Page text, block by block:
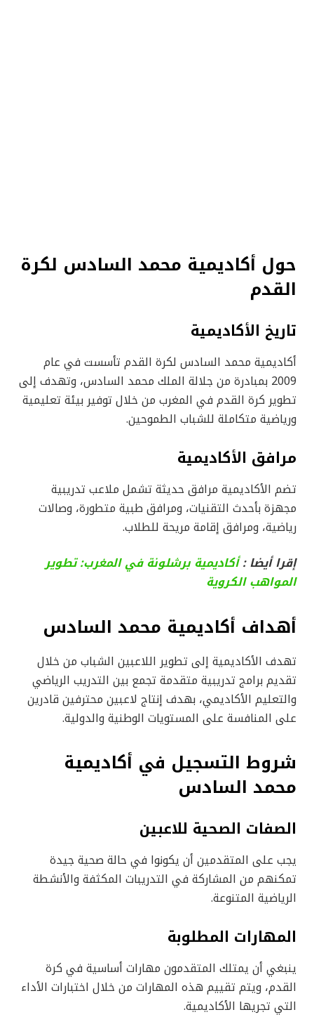
حول أكاديمية محمد السادس لكرة
القدم
تاريخ الأكاديمية
أكاديمية محمد السادس لكرة القدم تأسست في عام
2009 بمبادرة من جلالة الملك محمد السادس، وتهدف إلى
تطوير كرة القدم في المغرب من خلال توفير بيئة تعليمية
ورياضية متكاملة للشباب الطموحين.
مرافق الأكاديمية
تضم الأكاديمية مرافق حديثة تشمل ملاعب تدريبية
مجهزة بأحدث التقنيات، ومرافق طبية متطورة، وصالات
رياضية، ومرافق إقامة مريحة للطلاب.
إقرا أيضا :أكاديمية برشلونة في المغرب: تطوير
المواهب الكروية
أهداف أكاديمية محمد السادس
تهدف الأكاديمية إلى تطوير اللاعبين الشباب من خلال
تقديم برامج تدريبية متقدمة تجمع بين التدريب الرياضي
والتعليم الأكاديمي، بهدف إنتاج لاعبين محترفين قادرين
على المنافسة على المستويات الوطنية والدولية.
شروط التسجيل في أكاديمية
محمد السادس
الصفات الصحية للاعبين
يجب على المتقدمين أن يكونوا في حالة صحية جيدة
تمكنهم من المشاركة في التدريبات المكثفة والأنشطة
الرياضية المتنوعة.
المهارات المطلوبة
ينبغي أن يمتلك المتقدمون مهارات أساسية في كرة
القدم، ويتم تقييم هذه المهارات من خلال اختبارات الأداء
التي تجريها الأكاديمية.